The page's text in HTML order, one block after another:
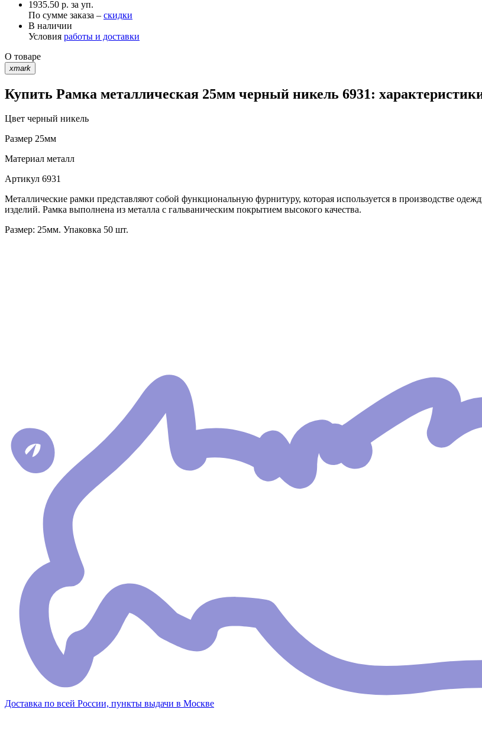
1935.50 р. за уп.
По сумме заказа – скидки
В наличии
Условия работы и доставки
О товаре
xmark
Купить Рамка металлическая 25мм черный никель 6931:
Цвет черный никель
Размер 25мм
Материал металл
Артикул 6931
Металлические рамки представляют собой функциональную фурнитуру, которая используется в производстве
изделий. Рамка выполнена из металла с гальваническим покрытием высокого качества.
Размер: 25мм. Упаковка 50 шт.
Доставка по всей России, пункты выдачи в Москве